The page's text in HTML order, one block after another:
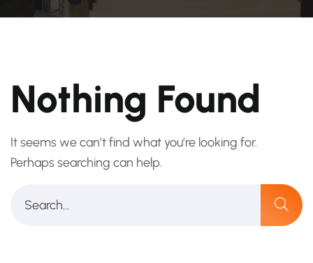
Nothing Found
It seems we can’t find what you’re looking for.
Perhaps searching can help.